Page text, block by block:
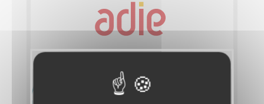
Aidez des micro-entrepreneurs sur